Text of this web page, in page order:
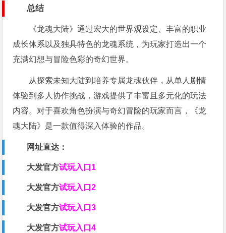
总结
《龙魂大陆》通过宏大的世界观设定、丰富的职业
成长体系以及独具特色的龙魂系统，为玩家打造出一个
充满幻想与冒险色彩的奇幻世界。
从探索未知大陆到培养专属龙魂伙伴，从单人剧情
体验到多人协作挑战，游戏提供了丰富且多元化的玩法
内容。对于喜欢角色扮演与奇幻冒险的玩家而言，《龙
魂大陆》是一款值得深入体验的作品。
网址直达：
大发官方试玩入口1
大发官方试玩入口2
大发官方试玩入口3
大发官方试玩入口4